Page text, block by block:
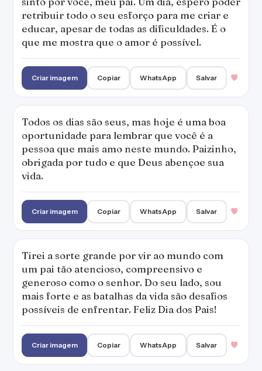
retribuir todo o seu esforço para me criar e
educar, apesar de todas as dificuldades. É o
que me mostra que o amor é possível.
Criar imagem Copiar WhatsApp Salvar
Todos os dias são seus, mas hoje é uma boa
oportunidade para lembrar que você é a
pessoa que mais amo neste mundo. Paizinho,
obrigada por tudo e que Deus abençoe sua
vida.
Criar imagem Copiar WhatsApp Salvar
Tirei a sorte grande por vir ao mundo com
um pai tão atencioso, compreensivo e
generoso como o senhor. Do seu lado, sou
mais forte e as batalhas da vida são desafios
possíveis de enfrentar. Feliz Dia dos Pais!
Criar imagem Copiar WhatsApp Salvar